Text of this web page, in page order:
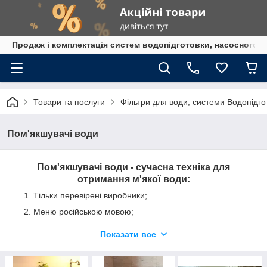
Продаж і комплектація систем водопідготовки, насосного
Товари та послуги Фільтри для води, системи
Пом'якшувачі води
Пом'якшувачі води - сучасна техніка для
отримання м'якої води:
Тільки перевірені виробники;
Меню російською мовою;
Надійна і ефективна робота фільтруючого матеріалу
Показати все